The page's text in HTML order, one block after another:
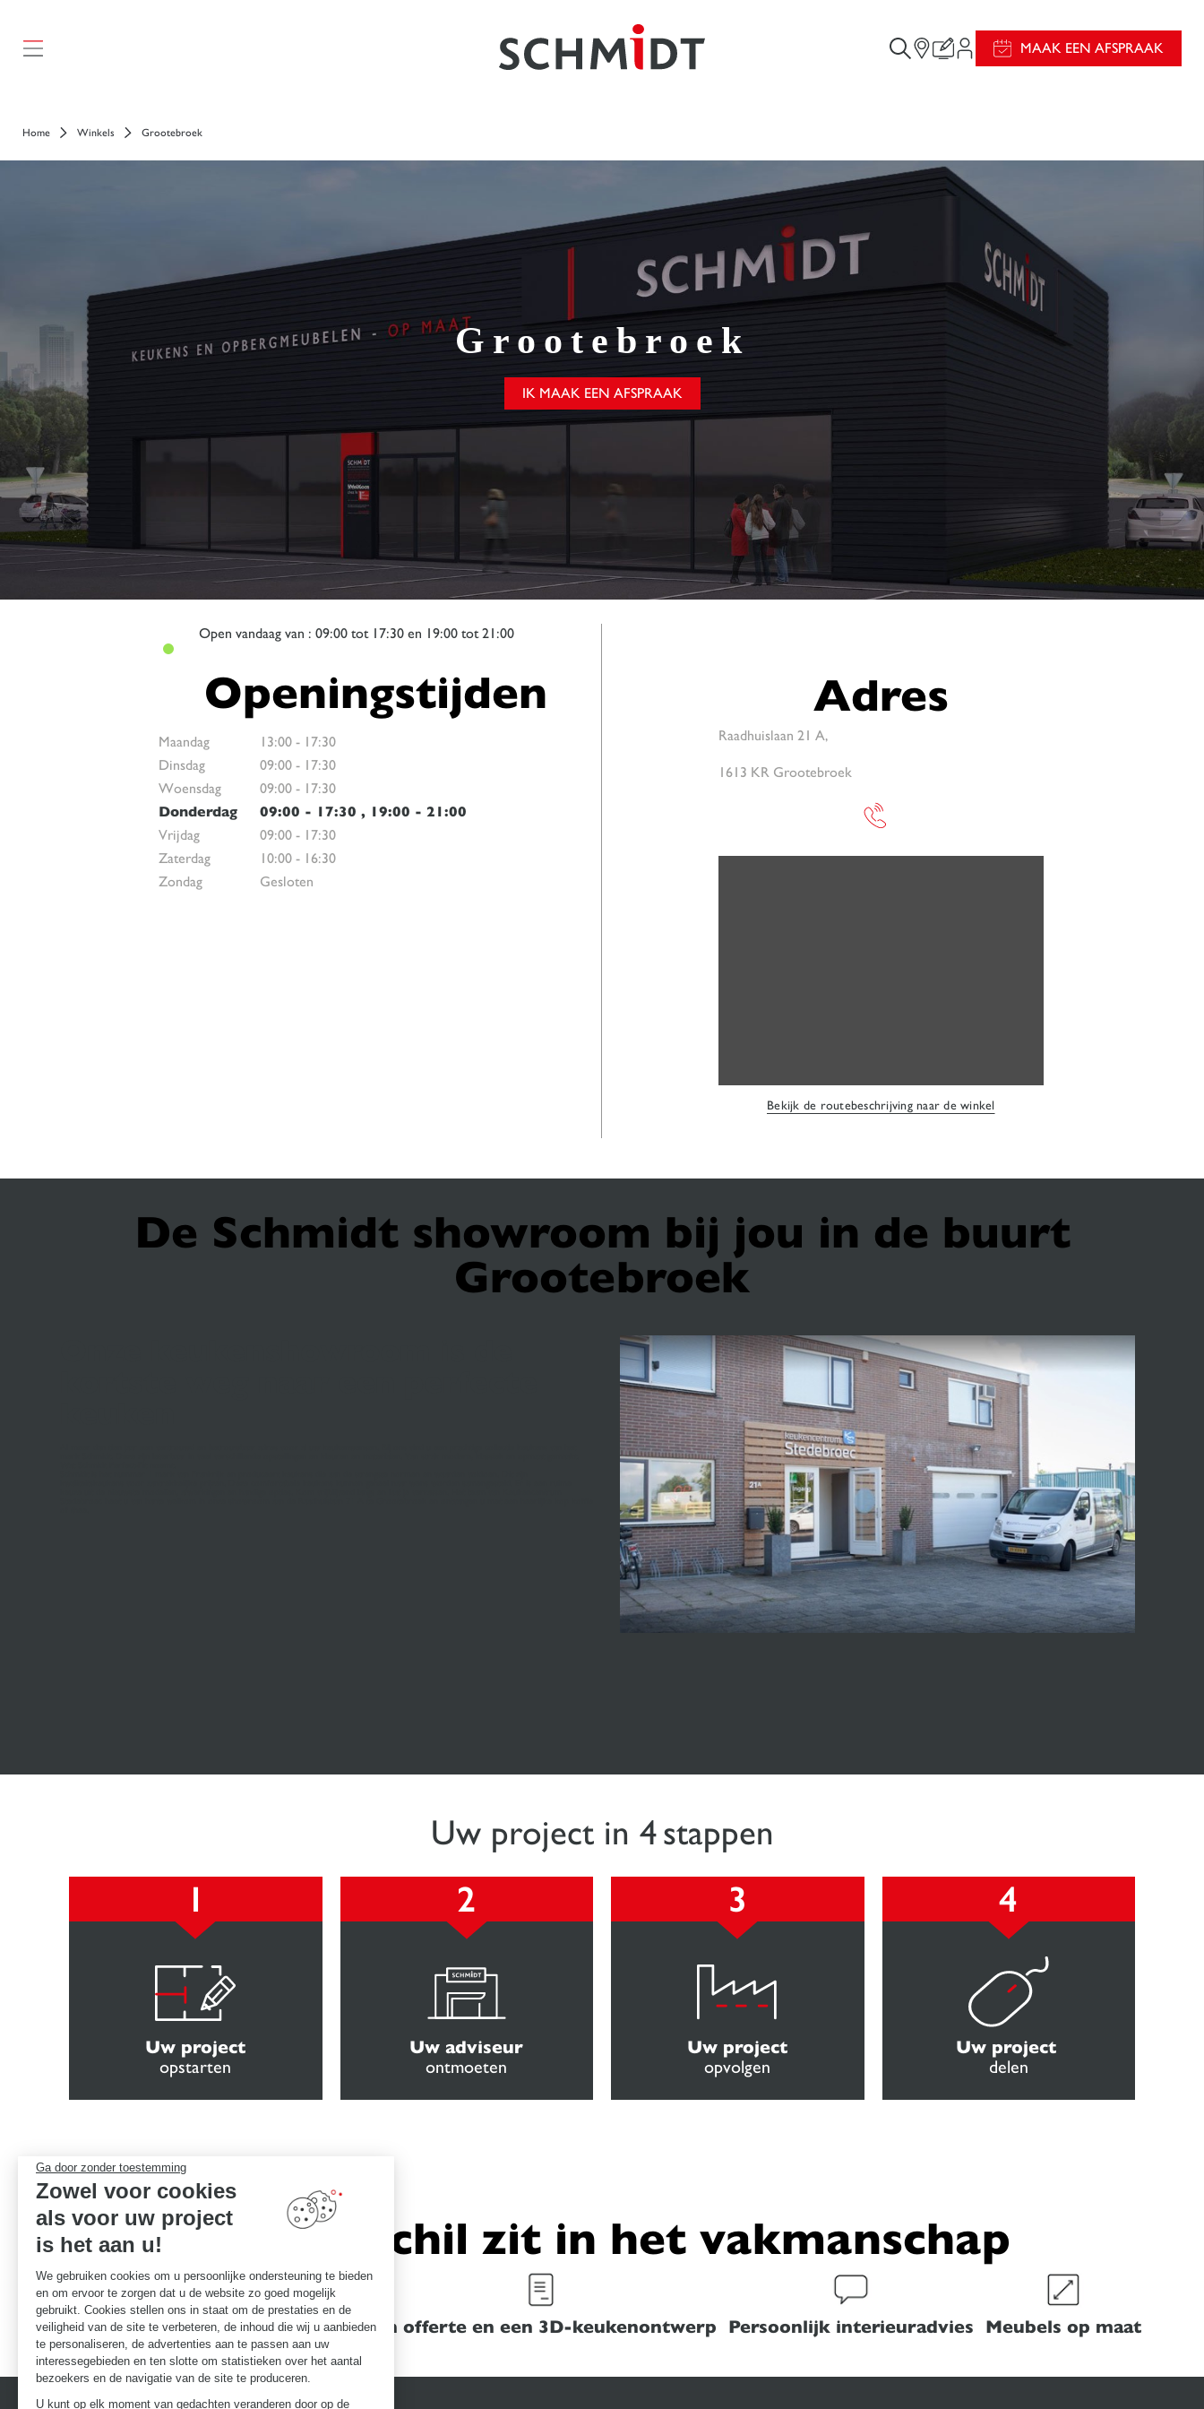
Ga door zonder toestemming
Zowel voor cookies
als voor uw project
is het aan u!
We gebruiken cookies om u persoonlijke ondersteuning te bieden
en om ervoor te zorgen dat u de website zo goed mogelijk
gebruikt. Cookies stellen ons in staat om de prestaties en de
veiligheid van de site te verbeteren, de inhoud die wij u aanbieden
te personaliseren, de advertenties aan te passen aan uw
interessegebieden en ten slotte om statistieken over het aantal
bezoekers en de navigatie van de site te produceren.
U kunt op elk moment van gedachten veranderen door op de
MAAK EEN AFSPRAAK
Home Winkels Grootebroek
Grootebroek
IK MAAK EEN AFSPRAAK
Open vandaag van : 09:00 tot 17:30 en 19:00 tot 21:00
Openingstijden
Maandag 13:00 - 17:30
Dinsdag
09:00 - 17:30
Woensdag
09:00 - 17:30
Donderdag
09:00 - 17:30 , 19:00 - 21:00
Vrijdag
09:00 - 17:30
Zaterdag
10:00 - 16:30
Zondag
Gesloten
Adres
Raadhuislaan 21 A,
1613 KR Grootebroek
Bekijk de routebeschrijving naar de winkel
De Schmidt showroom bij jou in de buurt
Grootebroek
Uw project in 4 stappen
Uw project
opstarten
Uw adviseur
ontmoeten
Uw project
opvolgen
Uw project
delen
Het verschil zit in het vakmanschap
Garanties voor uitmuntendheid Een offerte en een 3D-keukenontwerp Persoonlijk interieuradvies Meubels op maat